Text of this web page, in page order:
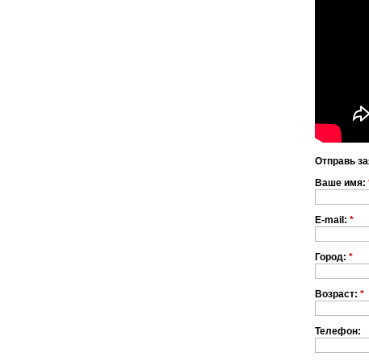
Отправь
Ваше имя:
E-mail: *
Город: *
Возраст: *
Телефон: